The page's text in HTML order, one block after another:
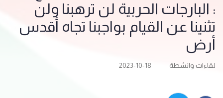
: البارجات الحربية لن ترهبنا ولن
تثنينا عن القيام بواجبنا تجاه أقدس
أرض
لقاءات وانشطة 2023-10-18